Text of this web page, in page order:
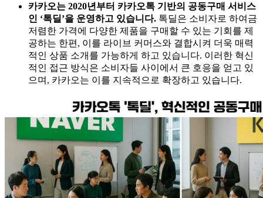
카카오는 2020년부터 카카오톡 기반의 공동구매 서비스
인 ‘톡딜’을 운영하고 있습니다. 톡딜은 소비자로 하여금
저렴한 가격에 다양한 제품을 구매할 수 있는 기회를 제
공하는 한편, 이를 라이브 커머스와 결합시켜 더욱 매력
적인 상품 소개를 가능하게 하고 있습니다. 이러한 혁신
적인 접근 방식은 소비자들 사이에서 큰 호응을 얻고 있
으며, 카카오는 이를 지속적으로 확장하고 있습니다.